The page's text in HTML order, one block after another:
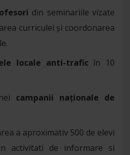
din seminariile vizate
curriculei și coordonarea
locale anti-traficîn 10
campanii naționale de
a aproximativ 500 de elevi
activitati de informare si